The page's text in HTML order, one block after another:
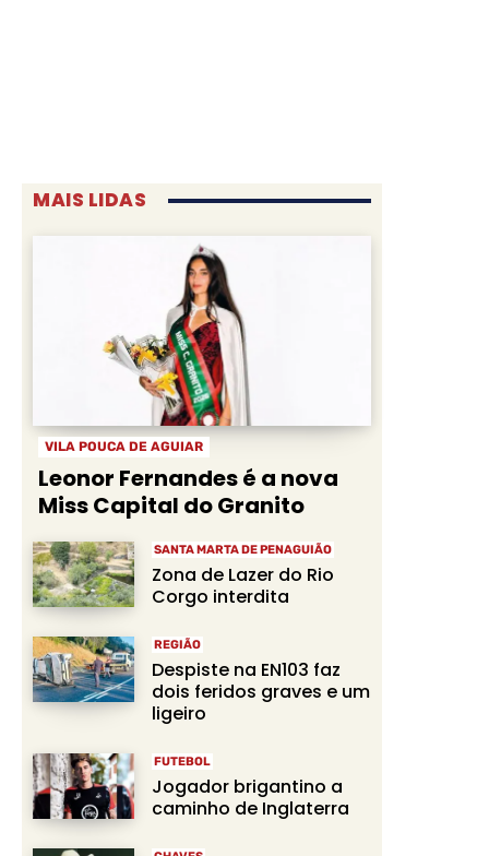
MAIS LIDAS
VILA POUCA DE AGUIAR
Leonor Fernandes é a nova
Miss Capital do Granito
SANTA MARTA DE PENAGUIÃO
Zona de Lazer do Rio
Corgo interdita
REGIÃO
Despiste na EN103 faz
dois feridos graves e um
ligeiro
FUTEBOL
Jogador brigantino a
caminho de Inglaterra